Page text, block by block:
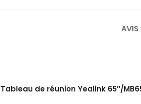
de réunion Yealink 65″/